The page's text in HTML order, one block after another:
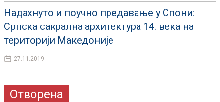
Надахнуто и поучно предавање у Спони:
Српска сакрална архитектура 14. века на
територији Македоније
27.11.2019
Отворена